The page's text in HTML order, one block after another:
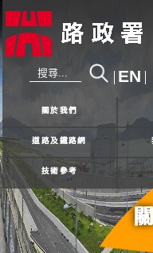
EN
關於我們
道路及鐵路網
技術參考